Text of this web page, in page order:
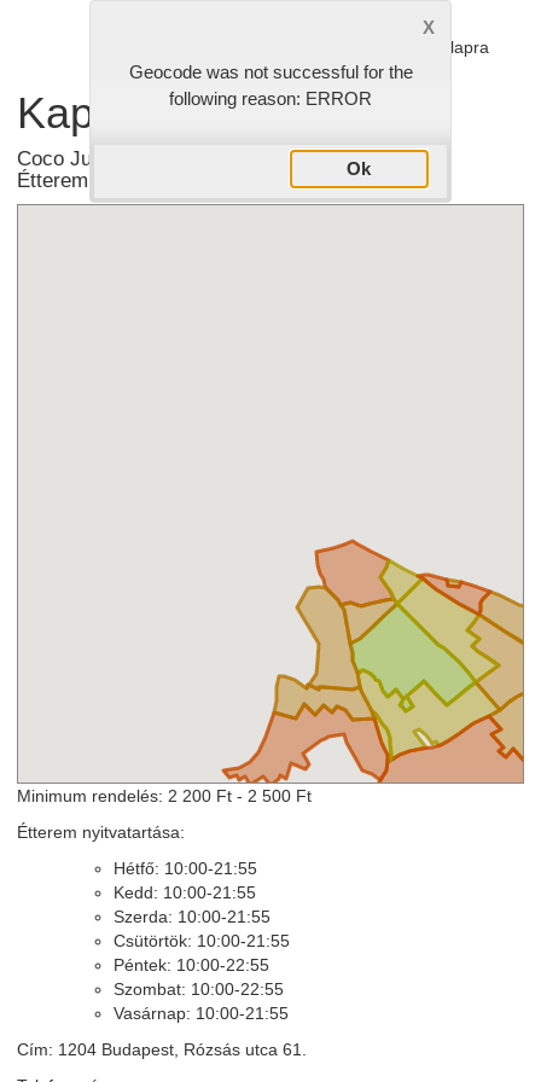
Vissza az étlapra
Kapcsolat
Coco Jumbo Családi Pizzéria & Házhoz Szállító
Étterem - Budapest XX.
Minimum rendelés: 2 200 Ft - 2 500 Ft
Étterem nyitvatartása:
Hétfő: 10:00-21:55
Kedd: 10:00-21:55
Szerda: 10:00-21:55
Csütörtök: 10:00-21:55
Péntek: 10:00-22:55
Szombat: 10:00-22:55
Vasárnap: 10:00-21:55
Cím: 1204 Budapest, Rózsás utca 61.
Geocode was not successful for the
following reason: ERROR
Ok